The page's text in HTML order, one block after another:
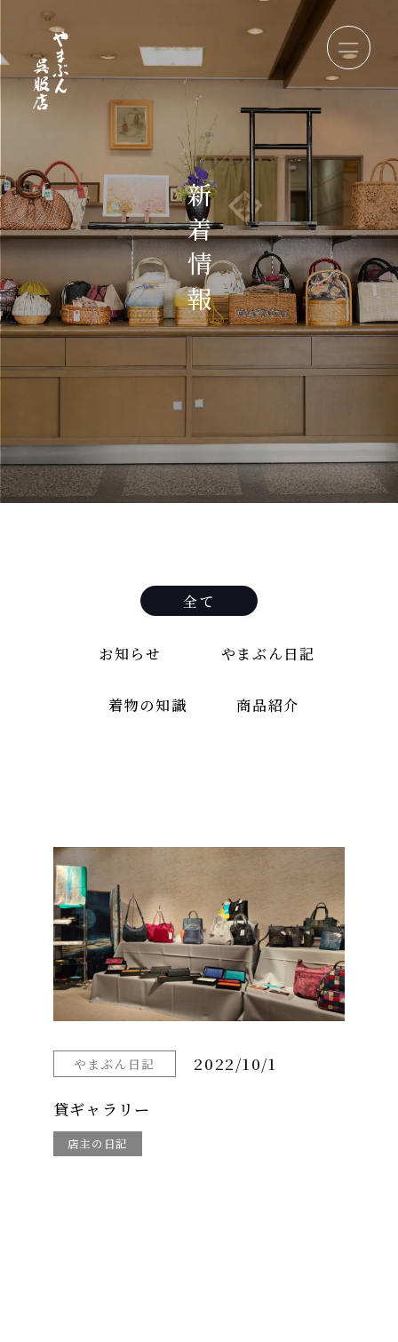
新
着
情
報
全て
お知らせ やまぶん日記
着物の知識 商品紹介
やまぶん日記 2022/10/1
貸ギャラリー
店主の日記